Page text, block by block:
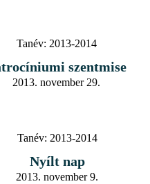
Tanév: 2013-2014
szentmise
2013. november 29.
Tanév: 2013-2014
Nyílt nap
2013. november 9.